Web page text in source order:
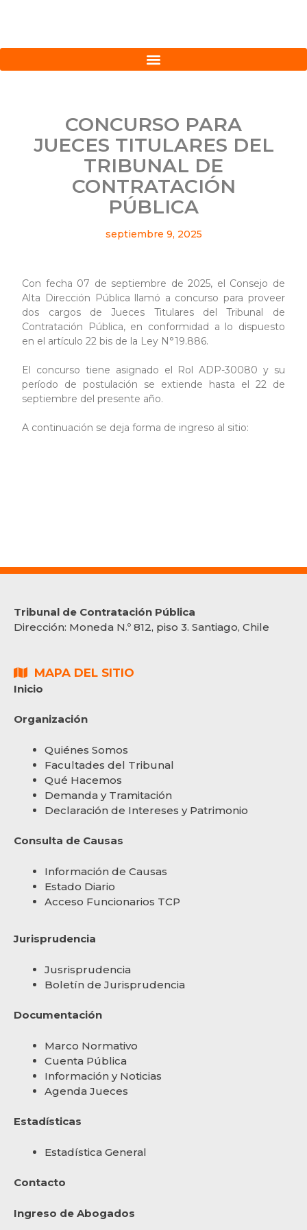
CONCURSO PARA
JUECES TITULARES DEL
TRIBUNAL DE
CONTRATACIÓN
PÚBLICA
septiembre 9, 2025
Con fecha 07 de septiembre de 2025, el Consejo de
Alta Dirección Pública llamó a concurso para proveer
dos cargos de Jueces Titulares del Tribunal de
Contratación Pública, en conformidad a lo dispuesto
en el artículo 22 bis de la Ley N°19.886.
El concurso tiene asignado el Rol ADP-30080 y su
período de postulación se extiende hasta el 22 de
septiembre del presente año.
A continuación se deja forma de ingreso al sitio:
Tribunal de Contratación Pública
Dirección: Moneda N.º 812, piso 3. Santiago, Chile
MAPA DEL SITIO
Inicio
Organización
Quiénes Somos
Facultades del Tribunal
Qué Hacemos
Demanda y Tramitación
Declaración de Intereses y Patrimonio
Consulta de Causas
Información de Causas
Estado Diario
Acceso Funcionarios TCP
Jurisprudencia
Jusrisprudencia
Boletín de Jurisprudencia
Documentación
Marco Normativo
Cuenta Pública
Información y Noticias
Agenda Jueces
Estadísticas
Estadística General
Contacto
Ingreso de Abogados